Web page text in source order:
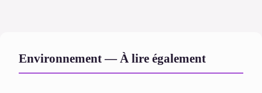
Environnement — À lire également